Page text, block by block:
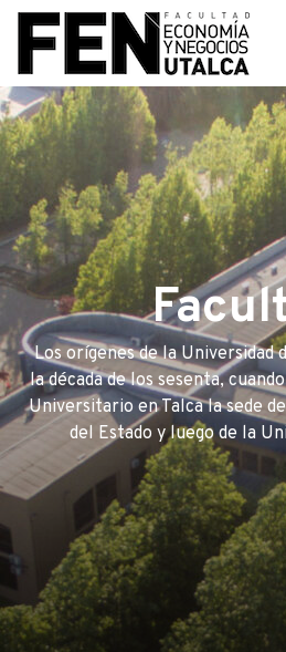
Los orígenes de la Universidad
la década de los sesenta,
Universitario en Talca la sede
del Estado y luego de la